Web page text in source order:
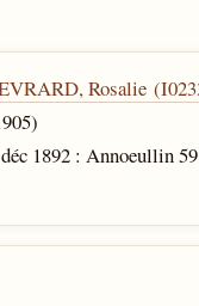
Rosalie
1892 : Annoeullin